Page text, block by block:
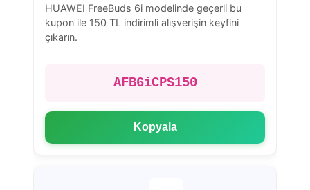
HUAWEI FreeBuds 6i modelinde geçerli bu
kupon ile 150 TL indirimli alışverişin keyfini
çıkarın.
AFB6iCPS150
Kopyala